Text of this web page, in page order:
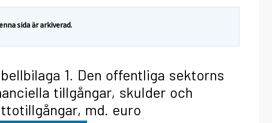
sida är arkiverad.
1. Den offentliga sektorns
tillgångar, skulder och
md. euro